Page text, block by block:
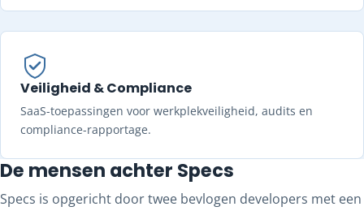
Veiligheid & Compliance
SaaS-toepassingen voor werkplekveiligheid, audits en
compliance-rapportage.
De mensen achter Specs
Specs is opgericht door twee bevlogen developers met een